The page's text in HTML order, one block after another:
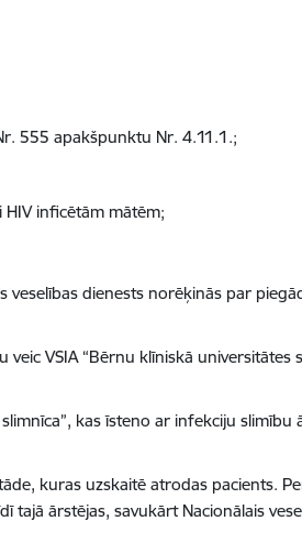
555 apakšpunktu Nr. 4.11.1.;
inficētām mātēm;
dienests norēķinās par
VSIA “Bērnu klīniskā universitātes
kas īsteno ar infekciju slimību
kuras uzskaitē atrodas pacients.
tajā ārstējas, savukārt Nacionālais